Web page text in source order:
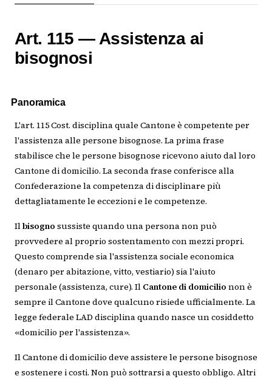
Art. 115 — Assistenza ai
bisognosi
Panoramica
L'art. 115 Cost. disciplina quale Cantone è competente per
l'assistenza alle persone bisognose. La prima frase
stabilisce che le persone bisognose ricevono aiuto dal loro
Cantone di domicilio. La seconda frase conferisce alla
Confederazione la competenza di disciplinare più
dettagliatamente le eccezioni e le competenze.
Ilbisogno sussiste quando una persona non può
provvedere al proprio sostentamento con mezzi propri.
Questo comprende sia l'assistenza sociale economica
(denaro per abitazione, vitto, vestiario) sia l'aiuto
personale (assistenza, cure). Il Cantone di domicilio non è
sempre il Cantone dove qualcuno risiede ufficialmente. La
legge federale LAD disciplina quando nasce un cosiddetto
«domicilio per l'assistenza».
Il Cantone di domicilio deve assistere le persone bisognose
e sostenere i costi. Non può sottrarsi a questo obbligo. Altri